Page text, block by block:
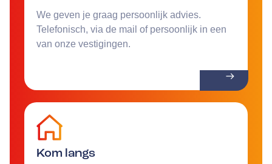
We geven je graag persoonlijk advies.
Telefonisch, via de mail of persoonlijk in een
van onze vestigingen.
Kom langs